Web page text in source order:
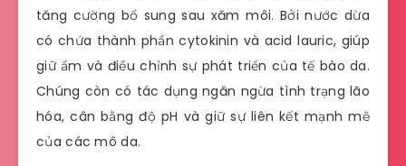
tăng cường bổ sung sau xăm môi. Bởi nước dừa
có chứa thành phần cytokinin và acid lauric, giúp
giữ ẩm và điều chỉnh sự phát triển của tế bào da.
Chúng còn có tác dụng ngăn ngừa tình trạng lão
hóa, cân bằng độ pH và giữ sự liên kết mạnh mẽ
của các mô da.